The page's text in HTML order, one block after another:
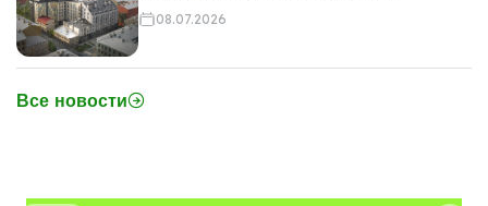
08.07.2026
Все новости